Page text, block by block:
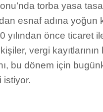
torba yasa
esnaf adına yoğun
yılından önce ticaret
vergi
bu dönem için
istiyor.